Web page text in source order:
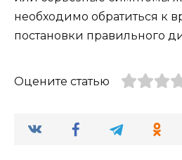
необходимо обратиться к
постановки правильного
Оцените статью